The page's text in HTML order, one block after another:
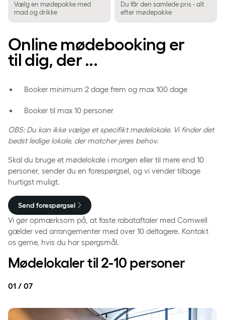
Vælg en mødepakke med
mad og drikke
Du får den samlede pris - alt
efter mødepakke
Online mødebooking er
til dig, der ...
Booker minimum 2 dage frem og max 100 dage
Booker til max 10 personer
OBS: Du kan ikke vælge et specifikt mødelokale. Vi finder det
bedst ledige lokale, der matcher jeres behov.
Skal du bruge et mødelokale i morgen eller til mere end 10
personer, sender du en forespørgsel, og vi vender tilbage
hurtigst muligt.
Send forespørgsel
Vi gør opmærksom på, at faste rabataftaler med Comwell
gælder ved arrangementer med over 10 deltagere. Kontakt
os gerne, hvis du har spørgsmål.
Mødelokaler til 2-10 personer
01 / 07